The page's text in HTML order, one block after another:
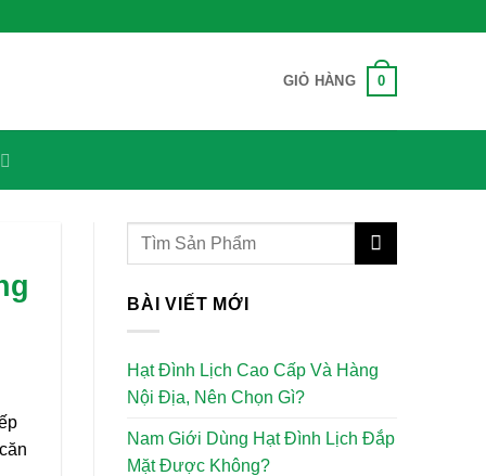
GIỎ HÀNG 0
BÀI VIẾT MỚI
Hạt Đình Lịch Cao Cấp Và Hàng
Nội Địa, Nên Chọn Gì?
Nam Giới Dùng Hạt Đình Lịch Đắp
Mặt Được Không?